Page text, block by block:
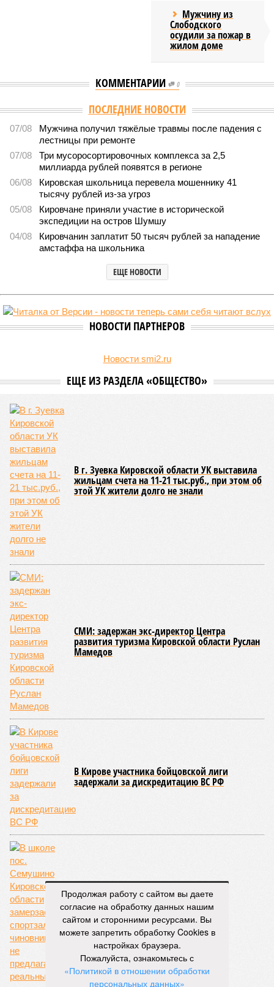
Мужчину из
Слободского
осудили за пожар в
жилом доме
КОММЕНТАРИИ 0
ПОСЛЕДНИЕ НОВОСТИ
07/08
Мужчина получил тяжёлые травмы после падения с
лестницы при ремонте
07/08
Три мусоросортировочных комплекса за 2,5
миллиарда рублей появятся в регионе
06/08
Кировская школьница перевела мошеннику 41
тысячу рублей из-за угроз
05/08
Кировчане приняли участие в исторической
экспедиции на остров Шумшу
04/08
Кировчанин заплатит 50 тысяч рублей за нападение
амстаффа на школьника
ЕЩЕ НОВОСТИ
НОВОСТИ ПАРТНЕРОВ
Новости smi2.ru
ЕЩЕ ИЗ РАЗДЕЛА «ОБЩЕСТВО»
В г. Зуевка Кировской области УК выставила
жильцам счета на 11-21 тыс.руб., при этом об
этой УК жители долго не знали
СМИ: задержан экс-директор Центра
развития туризма Кировской области Руслан
Мамедов
В Кирове участника бойцовской лиги
задержали за дискредитацию ВС РФ
Замороженный
Продолжая работу с сайтом вы даете
согласие на обработку данных нашим
сайтом и сторонними ресурсами. Вы
можете запретить обработку Cookies в
настройках браузера.
Пожалуйста, ознакомьтесь с
«Политикой в отношении обработки
персональных данных»